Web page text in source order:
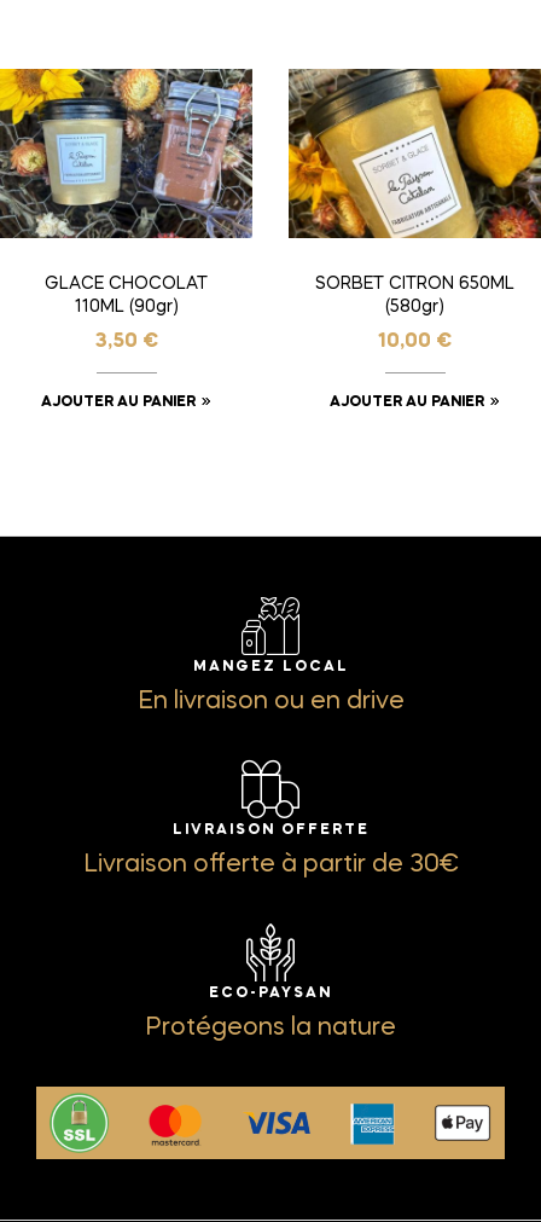
GLACE CHOCOLAT
110ML (90gr)
3,50 €
AJOUTER AU PANIER
SORBET CITRON 650ML
(580gr)
10,00 €
AJOUTER AU PANIER
MANGEZ LOCAL
En livraison ou en drive
LIVRAISON OFFERTE
Livraison offerte à partir de 30€
ECO-PAYSAN
Protégeons la nature